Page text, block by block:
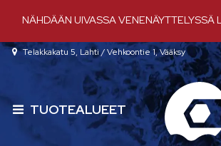
NÄHDÄÄN UIVASSA
Telakkakatu 5, Lahti / Vehkoontie 1, Vääksy
TUOTEALUEET